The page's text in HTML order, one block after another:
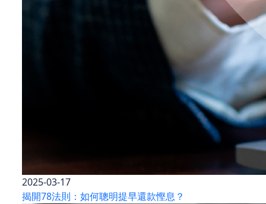
2025-03-17
揭開78法則：如何聰明提早還款慳息？